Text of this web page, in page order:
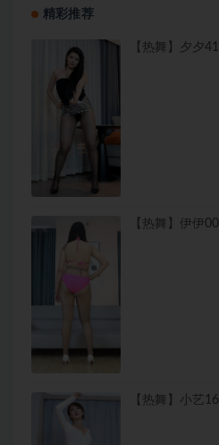
精彩推荐
【热舞】夕夕
【热舞】伊伊
【热舞】小艺